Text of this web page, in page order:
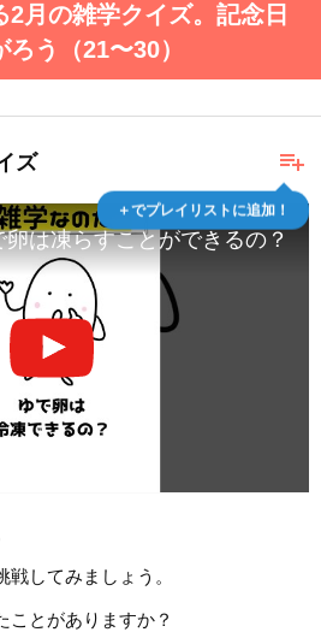
月の雑学クイズ。記念日
う（21〜30）
playlist_add
＋でプレイリストに追加！
ズ
卵は凍らすことができるの？
してみましょう。
ことがありますか？